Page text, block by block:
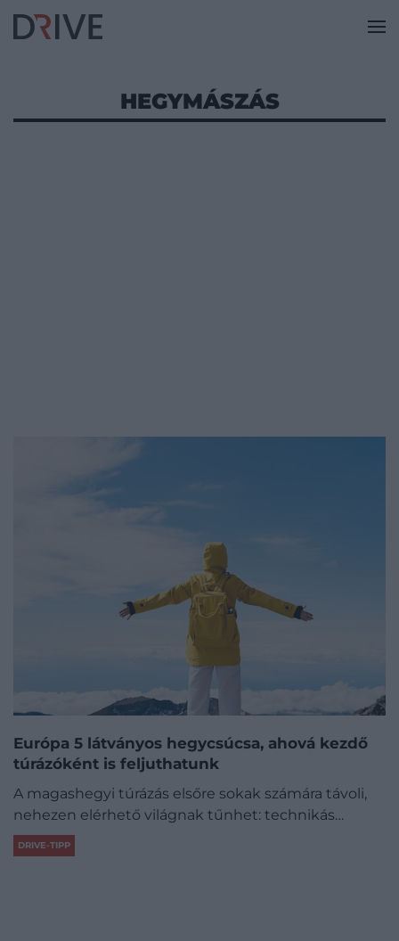
HEGYMÁSZÁS
Európa 5 látványos hegycsúcsa, ahová kezdő
túrázóként is feljuthatunk
A magashegyi túrázás elsőre sokak számára távoli,
nehezen elérhető világnak tűnhet: technikás…
DRIVE-TIPP